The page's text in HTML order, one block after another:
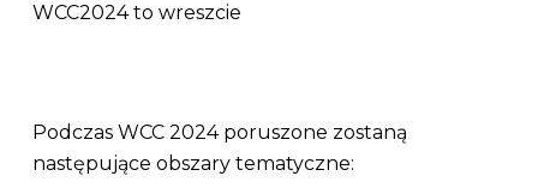
WCC2024 to wreszcie
Podczas WCC 2024 poruszone zostaną
następujące obszary tematyczne: